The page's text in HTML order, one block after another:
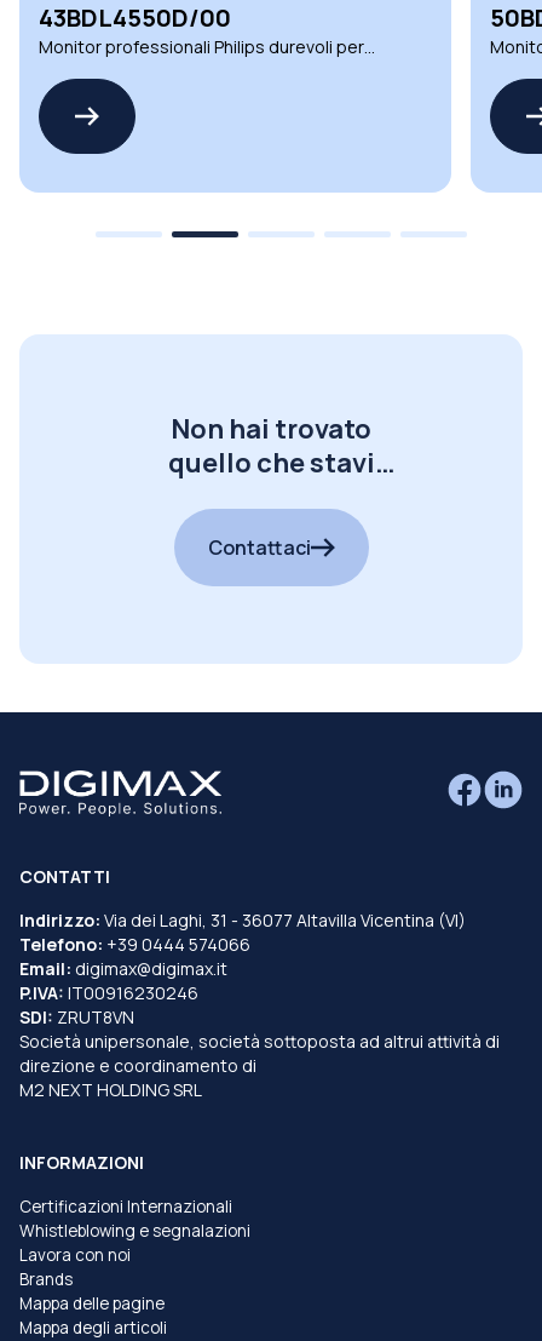
43BDL4550D/00
Monitor professionali Philips durevoli per
Non hai trovato
quello che stavi
Contattaci
CONTATTI
Indirizzo: Via dei Laghi, 31 - 36077 Altavilla Vicentina (VI)
Telefono: +39 0444 574066
Email: digimax@digimax.it
P.IVA: IT00916230246
SDI: ZRUT8VN
Società unipersonale, società sottoposta ad altrui attività di
direzione e coordinamento di
M2 NEXT HOLDING SRL
INFORMAZIONI
Certificazioni Internazionali
Whistleblowing e segnalazioni
Lavora con noi
Brands
Mappa delle pagine
Mappa degli articoli